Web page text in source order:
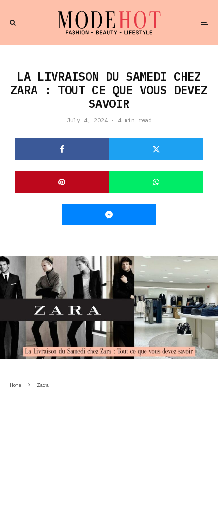
LA LIVRAISON DU SAMEDI CHEZ
ZARA : TOUT CE QUE VOUS DEVEZ
SAVOIR
July 4, 2024 · 4 min read
Home Zara